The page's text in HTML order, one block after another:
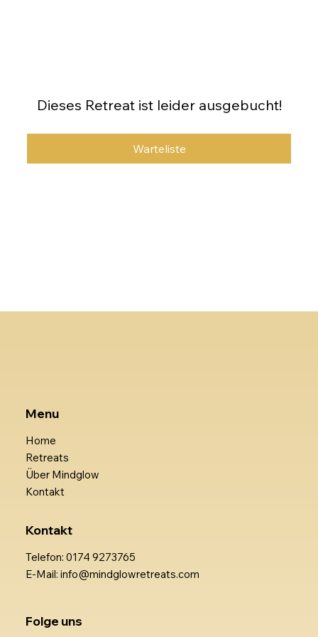
Dieses Retreat ist leider ausgebucht!
Warteliste
Menu
Home
Retreats
Über Mindglow
Kontakt
Kontakt
Telefon: 0174 9273765
E-Mail: info@mindglowretreats.com
Folge uns